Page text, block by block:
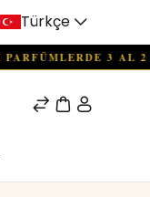
Türkçe